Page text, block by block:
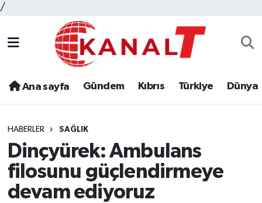
/
Ana sayfa Gündem Kıbrıs Türkiye Dünya
HABERLER SAĞLIK
Dinçyürek: Ambulans
filosunu güçlendirmeye
devam ediyoruz